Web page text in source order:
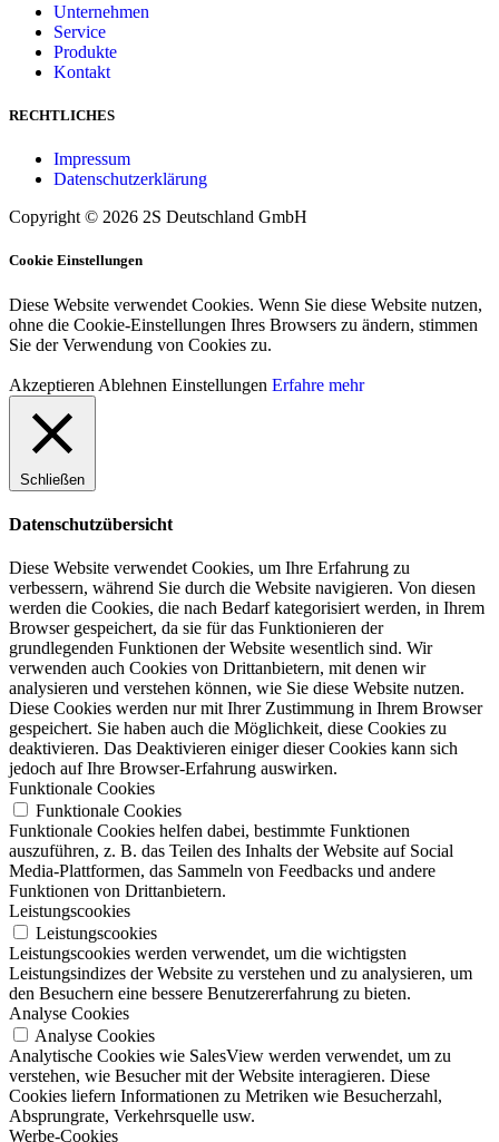
Unternehmen
Service
Produkte
Kontakt
RECHTLICHES
Impressum
Datenschutzerklärung
Copyright © 2026 2S Deutschland GmbH
Cookie Einstellungen
Diese Website verwendet Cookies. Wenn Sie diese Website nutzen,
ohne die Cookie-Einstellungen Ihres Browsers zu ändern, stimmen
Sie der Verwendung von Cookies zu.
Akzeptieren Ablehnen Einstellungen Erfahre mehr
Schließen
Datenschutzübersicht
Diese Website verwendet Cookies, um Ihre Erfahrung zu
verbessern, während Sie durch die Website navigieren. Von diesen
werden die Cookies, die nach Bedarf kategorisiert werden, in Ihrem
Browser gespeichert, da sie für das Funktionieren der
grundlegenden Funktionen der Website wesentlich sind. Wir
verwenden auch Cookies von Drittanbietern, mit denen wir
analysieren und verstehen können, wie Sie diese Website nutzen.
Diese Cookies werden nur mit Ihrer Zustimmung in Ihrem Browser
gespeichert. Sie haben auch die Möglichkeit, diese Cookies zu
deaktivieren. Das Deaktivieren einiger dieser Cookies kann sich
jedoch auf Ihre Browser-Erfahrung auswirken.
Funktionale Cookies
Funktionale Cookies
Funktionale Cookies helfen dabei, bestimmte Funktionen
auszuführen, z. B. das Teilen des Inhalts der Website auf Social
Media-Plattformen, das Sammeln von Feedbacks und andere
Funktionen von Drittanbietern.
Leistungscookies
Leistungscookies
Leistungscookies werden verwendet, um die wichtigsten
Leistungsindizes der Website zu verstehen und zu analysieren, um
den Besuchern eine bessere Benutzererfahrung zu bieten.
Analyse Cookies
Analyse Cookies
Analytische Cookies wie SalesView werden verwendet, um zu
verstehen, wie Besucher mit der Website interagieren. Diese
Cookies liefern Informationen zu Metriken wie Besucherzahl,
Absprungrate, Verkehrsquelle usw.
Werbe-Cookies